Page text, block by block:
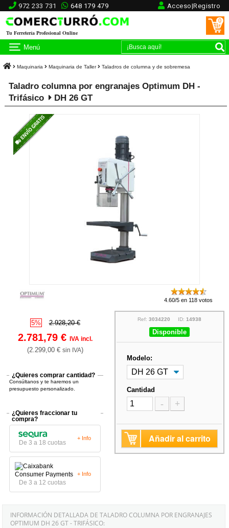
972 233 731 648 179 479 Acceso|Registro
Tu Ferretería Profesional Online
0
Menú
Maquinaria Maquinaria de Taller Taladros de columna y de sobremesa
Taladro columna por engranajes Optimum DH -
Trifásico
DH 26 GT
4.60/5 en 118 votos
5% 2.928,20 €
2.781,79 € IVA incl.
(2.299,00 € sin IVA)
¿Quieres comprar cantidad?
Consúltanos y te haremos un
presupuesto personalizado.
¿Quieres fraccionar tu
compra?
De 3 a 18 cuotas
+ Info
De 3 a 12 cuotas
+ Info
Ref: 3034220 ID: 14938
Disponible
Modelo:
Cantidad
- +
Añadir al carrito
INFORMACIÓN DETALLADA DE TALADRO COLUMNA POR ENGRANAJES
OPTIMUM DH 26 GT - TRIFÁSICO: